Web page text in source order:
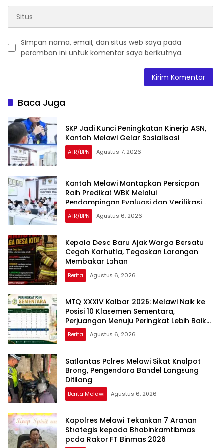
Simpan nama, email, dan situs web saya pada
peramban ini untuk komentar saya berikutnya.
Baca Juga
SKP Jadi Kunci Peningkatan Kinerja ASN,
Kantah Melawi Gelar Sosialisasi
ATR/BPN Agustus 7, 2026
Kantah Melawi Mantapkan Persiapan
Raih Predikat WBK Melalui
Pendampingan Evaluasi dan Verifikasi
Lapangan
ATR/BPN Agustus 6, 2026
Kepala Desa Baru Ajak Warga Bersatu
Cegah Karhutla, Tegaskan Larangan
Membakar Lahan
Berita Agustus 6, 2026
MTQ XXXIV Kalbar 2026: Melawi Naik ke
Posisi 10 Klasemen Sementara,
Perjuangan Menuju Peringkat Lebih Baik
Berlanjut
Berita Agustus 6, 2026
Satlantas Polres Melawi Sikat Knalpot
Brong, Pengendara Bandel Langsung
Ditilang
Berita Melawi Agustus 6, 2026
Kapolres Melawi Tekankan 7 Arahan
Strategis kepada Bhabinkamtibmas
pada Rakor FT Binmas 2026